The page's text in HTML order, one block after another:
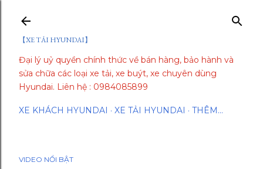
【XE TẢI HYUNDAI】
Đại lý uỷ quyền chính thức về bán hàng, bảo hành và
sửa chữa các loại xe tải, xe buýt, xe chuyên dùng
Hyundai. Liên hệ : 0984085899
XE KHÁCH HYUNDAI XE TẢI HYUNDAI THÊM…
VIDEO NỔI BẬT